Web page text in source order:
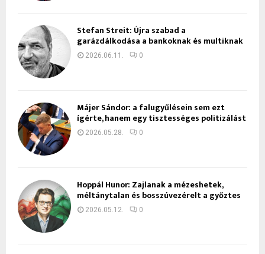
Stefan Streit: Újra szabad a
garázdálkodása a bankoknak és multiknak
2026.06.11. 0
Májer Sándor: a falugyűlésein sem ezt
ígérte, hanem egy tisztességes politizálást
2026.05.28. 0
Hoppál Hunor: Zajlanak a mézeshetek,
méltánytalan és bosszúvezérelt a győztes
2026.05.12. 0